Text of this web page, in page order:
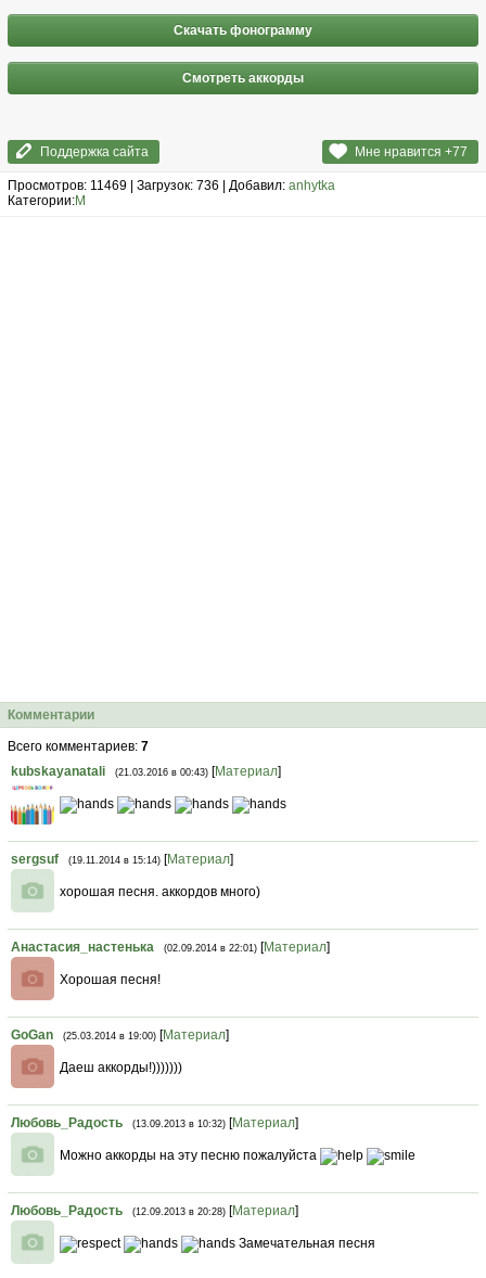
Скачать фонограмму
Смотреть аккорды
Мне нравится +77
Поддержка сайта
Просмотров: 11469 | Загрузок: 736 | Добавил: anhytka
Категории:М
Комментарии
Всего комментариев: 7
kubskayanatali
(21.03.2016 в 00:43) [Материал]
sergsuf (19.11.2014 в 15:14) [Материал]
хорошая песня. аккордов много)
Анастасия_настенька (02.09.2014 в 22:01) [Материал]
Хорошая песня!
GoGan (25.03.2014 в 19:00) [Материал]
Даеш аккорды!)))))))
Любовь_Радость (13.09.2013 в 10:32) [Материал]
Можно аккорды на эту песню пожалуйста
Любовь_Радость (12.09.2013 в 20:28) [Материал]
Замечательная песня